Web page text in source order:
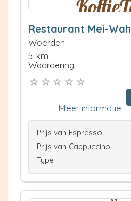
Restaurant Mei-Wah
Woerden
5 km
Waardering:
Meer informatie
Prijs van Espresso
Prijs van Cappuccino
Type